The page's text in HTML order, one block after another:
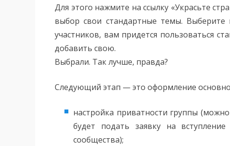
Для этого нажмите на ссылку «Украсьте
выбор свои стандартные темы.
участников, вам придется пользоваться
добавить свою.
Выбрали. Так лучше, правда?
Следующий этап — это оформление
настройка приватности группы
будет подать заявку на
сообщества);